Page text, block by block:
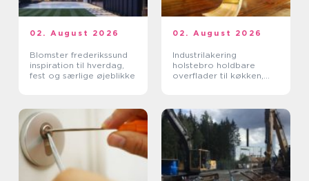
02. August 2026
Blomster frederikssund
inspiration til hverdag,
fest og særlige øjeblikke
02. August 2026
Industrilakering
holstebro holdbare
overflader til køkken,